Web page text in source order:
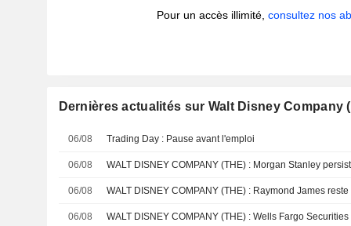
Pour un accès illimité,consultez nos
Dernières actualités sur Walt Disney Company
06/08 Trading Day : Pause avant l'emploi
06/08 WALT DISNEY COMPANY (THE) : Morgan
06/08 WALT DISNEY COMPANY (THE) : Raymond
06/08
WALT DISNEY COMPANY (THE) : Wells Fargo Securities maintient sa